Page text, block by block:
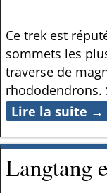
Ce trek est
sommets les
traverse de
rhododendrons.
Lire la suite →
Langtang